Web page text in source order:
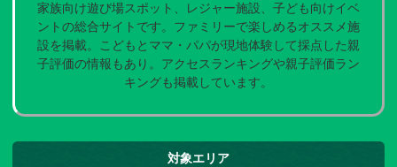
家族向け遊び場スポット、レジャー施設、子ども向けイベ
ントの総合サイトです。ファミリーで楽しめるオススメ施
設を掲載。こどもとママ・パパが現地体験して採点した親
子評価の情報もあり。アクセスランキングや親子評価ラン
キングも掲載しています。
対象エリア